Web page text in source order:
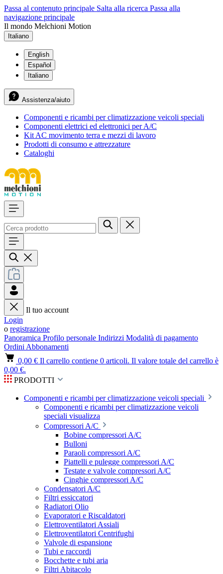
Passa al contenuto principale Salta alla ricerca Passa alla
navigazione principale
Il mondo Melchioni Motion
Italiano
English
Español
Italiano
Assistenza/aiuto
Componenti e ricambi per climatizzazione veicoli speciali
Componenti elettrici ed elettronici per A/C
Kit AC movimento terra e mezzi di lavoro
Prodotti di consumo e attrezzature
Cataloghi
Il tuo account
Login
o registrazione
Panoramica Profilo personale Indirizzi Modalità di pagamento
Ordini Abbonamenti
0,00 € Il carrello contiene 0 articoli. Il valore totale del carrello è
0,00 €.
PRODOTTI
Componenti e ricambi per climatizzazione veicoli speciali
Componenti e ricambi per climatizzazione veicoli
speciali visualizza
Compressori A/C
Bobine compressori A/C
Bulloni
Paraoli compressori A/C
Piattelli e pulegge compressori A/C
Testate e valvole compressori A/C
Cinghie compressori A/C
Condensatori A/C
Filtri essiccatori
Radiatori Olio
Evaporatori e Riscaldatori
Elettroventilatori Assiali
Elettroventilatori Centrifughi
Valvole di espansione
Tubi e raccordi
Bocchette e tubi aria
Filtri Abitacolo